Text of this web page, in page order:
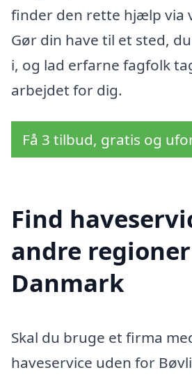
finder den rette hjælp via
Gør din have til et sted,
i, og lad erfarne fagfolk
arbejdet for dig.
Få 3 tilbud, gratis og
Find
andre
Danmark
Skal du bruge et firma
haveservice uden for